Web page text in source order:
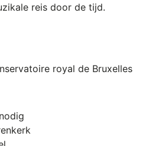
reis door de tijd.
royal de Bruxelles